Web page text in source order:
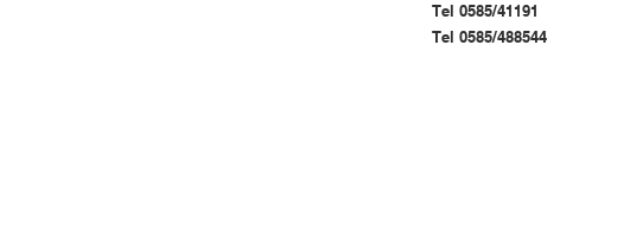
Tel 0585/41191
Tel 0585/488544